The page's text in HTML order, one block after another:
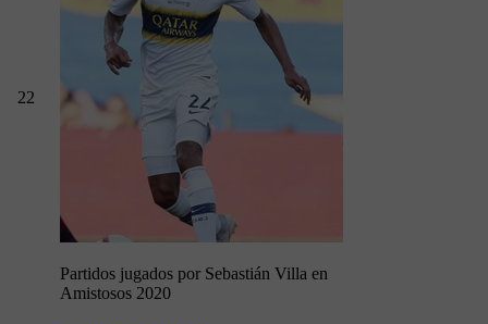
22
Partidos jugados por Sebastián Villa en
Amistosos 2020